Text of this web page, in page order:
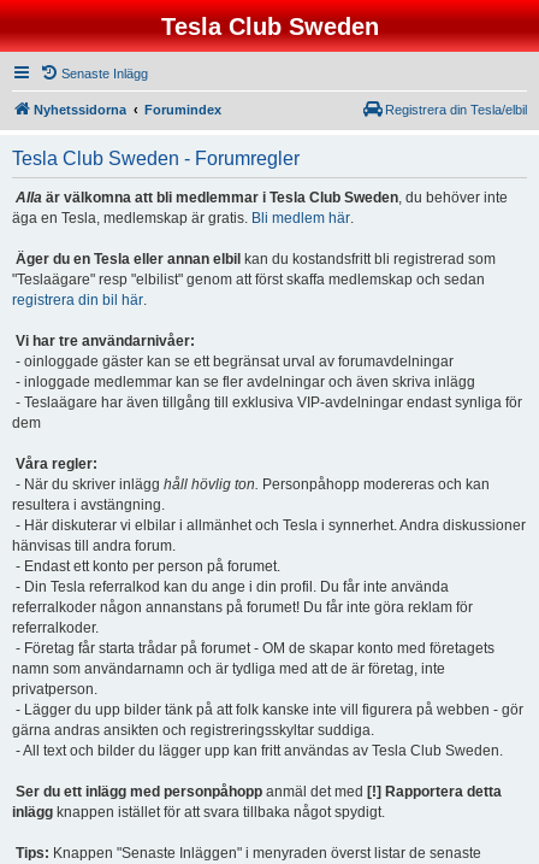
Tesla Club Sweden
Senaste Inlägg
Nyhetssidorna Forumindex Registrera din Tesla/elbil
Tesla Club Sweden - Forumregler
Alla är välkomna att bli medlemmar i Tesla Club Sweden, du behöver inte
äga en Tesla, medlemskap är gratis. Bli medlem här.
Äger du en Tesla eller annan elbil kan du kostandsfritt bli registrerad som
"Teslaägare" resp "elbilist" genom att först skaffa medlemskap och sedan
registrera din bil här.
Vi har tre användarnivåer:
- oinloggade gäster kan se ett begränsat urval av forumavdelningar
- inloggade medlemmar kan se fler avdelningar och även skriva inlägg
- Teslaägare har även tillgång till exklusiva VIP-avdelningar endast synliga för
dem
Våra regler:
- När du skriver inlägg håll hövlig ton. Personpåhopp modereras och kan
resultera i avstängning.
- Här diskuterar vi elbilar i allmänhet och Tesla i synnerhet. Andra diskussioner
hänvisas till andra forum.
- Endast ett konto per person på forumet.
- Din Tesla referralkod kan du ange i din profil. Du får inte använda
referralkoder någon annanstans på forumet! Du får inte göra reklam för
referralkoder.
- Företag får starta trådar på forumet - OM de skapar konto med företagets
namn som användarnamn och är tydliga med att de är företag, inte
privatperson.
- Lägger du upp bilder tänk på att folk kanske inte vill figurera på webben - gör
gärna andras ansikten och registreringsskyltar suddiga.
- All text och bilder du lägger upp kan fritt användas av Tesla Club Sweden.
Ser du ett inlägg med personpåhopp anmäl det med [!] Rapportera detta
inlägg knappen istället för att svara tillbaka något spydigt.
Tips: Knappen "Senaste Inläggen" i menyraden överst listar de senaste